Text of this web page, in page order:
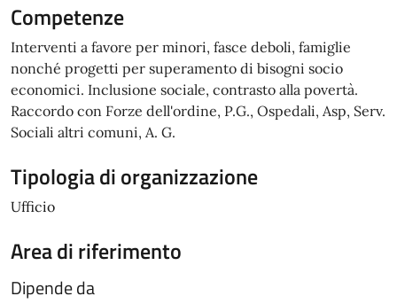
Competenze
Interventi a favore per minori, fasce deboli, famiglie
nonché progetti per superamento di bisogni socio
economici. Inclusione sociale, contrasto alla povertà.
Raccordo con Forze dell'ordine, P.G., Ospedali, Asp, Serv.
Sociali altri comuni, A. G.
Tipologia di organizzazione
Ufficio
Area di riferimento
Dipende da